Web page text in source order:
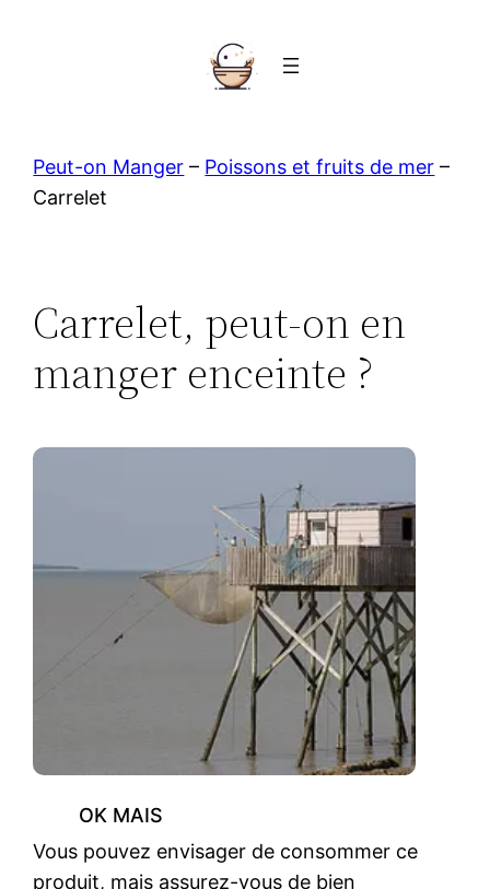
Peut-on Manger – Poissons et fruits de mer –
Carrelet
Carrelet, peut-on en
manger enceinte ?
OK MAIS
Vous pouvez envisager de consommer ce
produit, mais assurez-vous de bien